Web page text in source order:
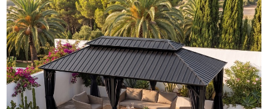
chłodniejszych miesiącach? Polecamy jeden lub kilka
promienników tarasowych o wysokiej wydajności energetycznej
oraz delikatne LED oświetlenie, które zapewni ciepłą i przytulną
atmosferę.
Jakie modele i rozmiary są dostępne?
Oferujemy pawilony z dachem metalowym w różnych rozmiarach,
kształtach i kolorach, które pasują do każdego stylu ogrodu.